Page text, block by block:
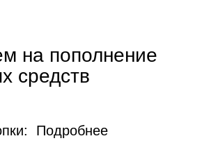
на пополнение
средств
Подробнее